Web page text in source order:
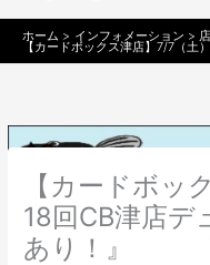
ホーム インフォメーション
【カードボックス津店】7/7（土
【カードボッ
18回CB津店デ
あり！』